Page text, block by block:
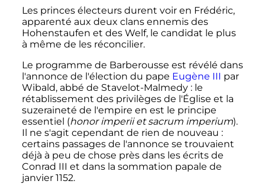
Les princes électeurs durent voir en Frédéric,
apparenté aux deux clans ennemis des
Hohenstaufen et des Welf, le candidat le plus
à même de les réconcilier.
Le programme de Barberousse est révélé dans
l'annonce de l'élection du pape Eugène III par
Wibald, abbé de Stavelot-Malmedy : le
rétablissement des privilèges de l'Église et la
suzeraineté de l'empire en est le principe
essentiel (honor imperii et sacrum imperium).
Il ne s'agit cependant de rien de nouveau :
certains passages de l'annonce se trouvaient
déjà à peu de chose près dans les écrits de
Conrad III et dans la sommation papale de
janvier 1152.